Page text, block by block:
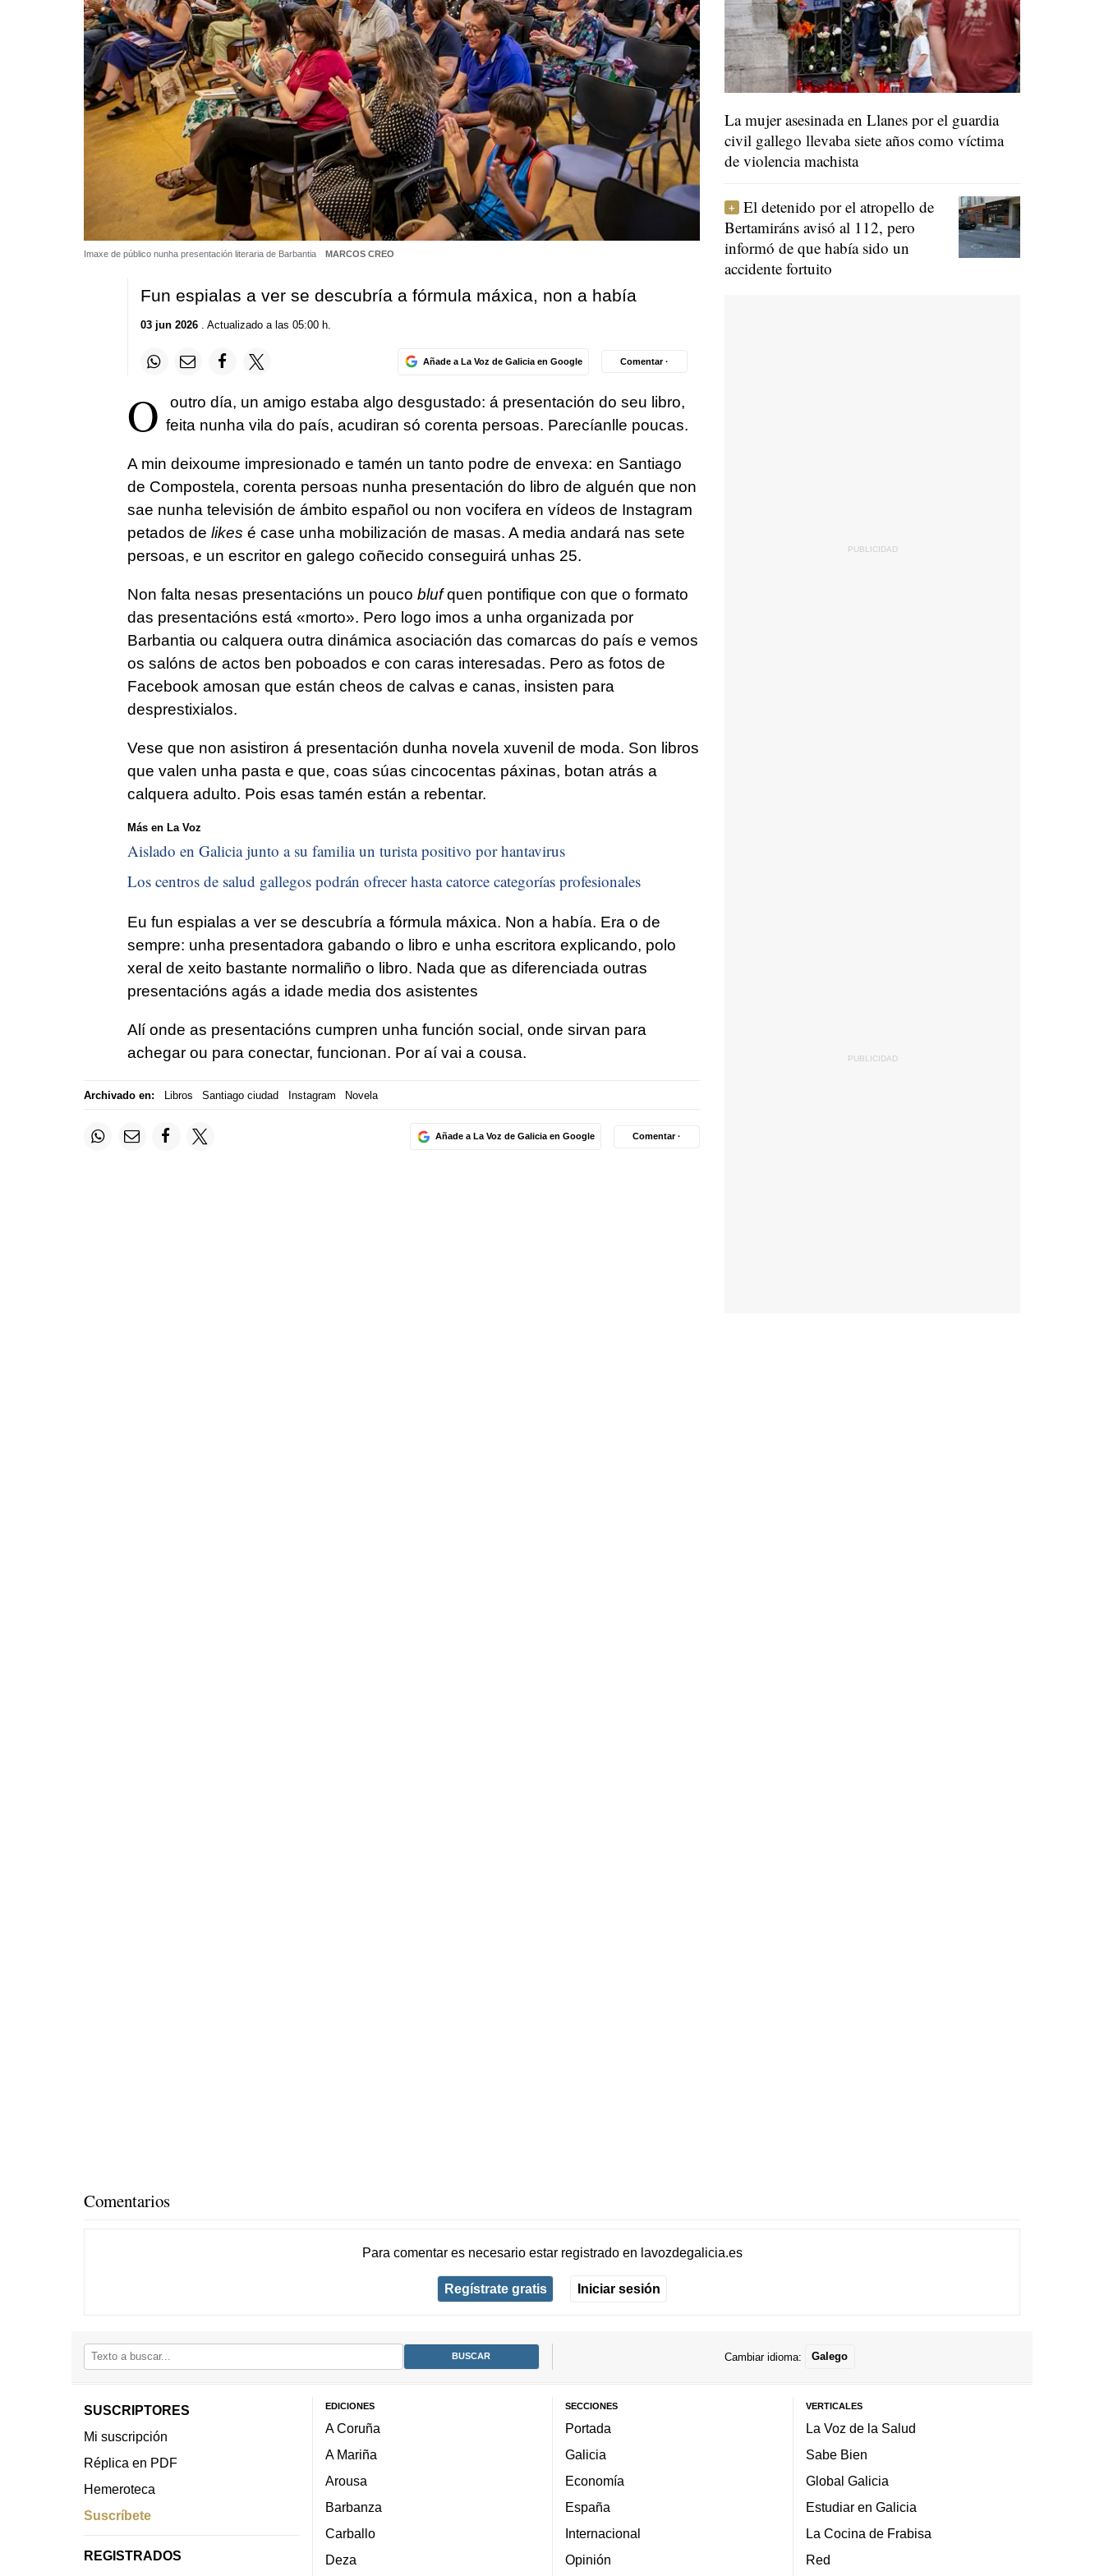
Imaxe de público nunha presentación literaria de Barbantia MARCOS CREO
Fun espialas a ver se descubría a fórmula máxica, non a había
03 jun 2026. Actualizado a las 05:00 h.
Añade a La Voz de Galicia en Google Comentar ·
O
outro día, un amigo estaba algo desgustado: á presentación do seu libro,
feita nunha vila do país, acudiran só corenta persoas. Parecíanlle poucas.
A min deixoume impresionado e tamén un tanto podre de envexa: en Santiago
de Compostela, corenta persoas nunha presentación do libro de alguén que non
sae nunha televisión de ámbito español ou non vocifera en vídeos de Instagram
petados de likes é case unha mobilización de masas. A media andará nas sete
persoas, e un escritor en galego coñecido conseguirá unhas 25.
Non falta nesas presentacións un pouco blufquen pontifique con que o formato
das presentacións está «morto». Pero logo imos a unha organizada por
Barbantia ou calquera outra dinámica asociación das comarcas do país e vemos
os salóns de actos ben poboados e con caras interesadas. Pero as fotos de
Facebook amosan que están cheos de calvas e canas, insisten para
desprestixialos.
Vese que non asistiron á presentación dunha novela xuvenil de moda. Son libros
que valen unha pasta e que, coas súas cincocentas páxinas, botan atrás a
calquera adulto. Pois esas tamén están a rebentar.
Más en La Voz
Aislado en Galicia junto a su familia un turista positivo por hantavirus
Los centros de salud gallegos podrán ofrecer hasta catorce categorías profesionales
Eu fun espialas a ver se descubría a fórmula máxica. Non a había. Era o de
sempre: unha presentadora gabando o libro e unha escritora explicando, polo
xeral de xeito bastante normaliño o libro. Nada que as diferenciada outras
presentacións agás a idade media dos asistentes
Alí onde as presentacións cumpren unha función social, onde sirvan para
achegar ou para conectar, funcionan. Por aí vai a cousa.
Archivado en: Libros Santiago ciudad Instagram Novela
Añade a La Voz de Galicia en Google Comentar ·
La mujer asesinada en Llanes por el guardia
civil gallego llevaba siete años como víctima
de violencia machista
El detenido por el atropello de
Bertamiráns avisó al 112, pero
informó de que había sido un
accidente fortuito
Comentarios
Para comentar es necesario estar registradoen lavozdegalicia.es
Regístrate gratis Iniciar sesión
Cambiar idioma: Galego
SUSCRIPTORES
Mi suscripción
Réplica en PDF
Hemeroteca
Suscríbete
REGISTRADOS
EDICIONES
A Coruña
A Mariña
Arousa
Barbanza
Carballo
Deza
SECCIONES
Portada
Galicia
Economía
España
Internacional
Opinión
VERTICALES
La Voz de la Salud
Sabe Bien
Global Galicia
Estudiar en Galicia
La Cocina de Frabisa
Red